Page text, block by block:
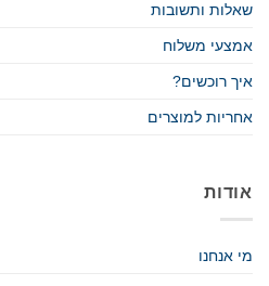
שאלות ותשובות
אמצעי משלוח
איך רוכשים?
אחריות למוצרים
אודות
מי אנחנו